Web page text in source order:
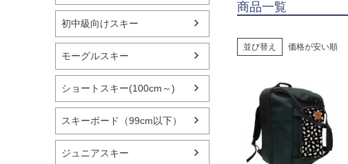
初中級向けスキー
モーグルスキー
ショートスキー(100cm～)
スキーボード（99cm以下）
ジュニアスキー
商品一覧
並び替え 価格が安い順